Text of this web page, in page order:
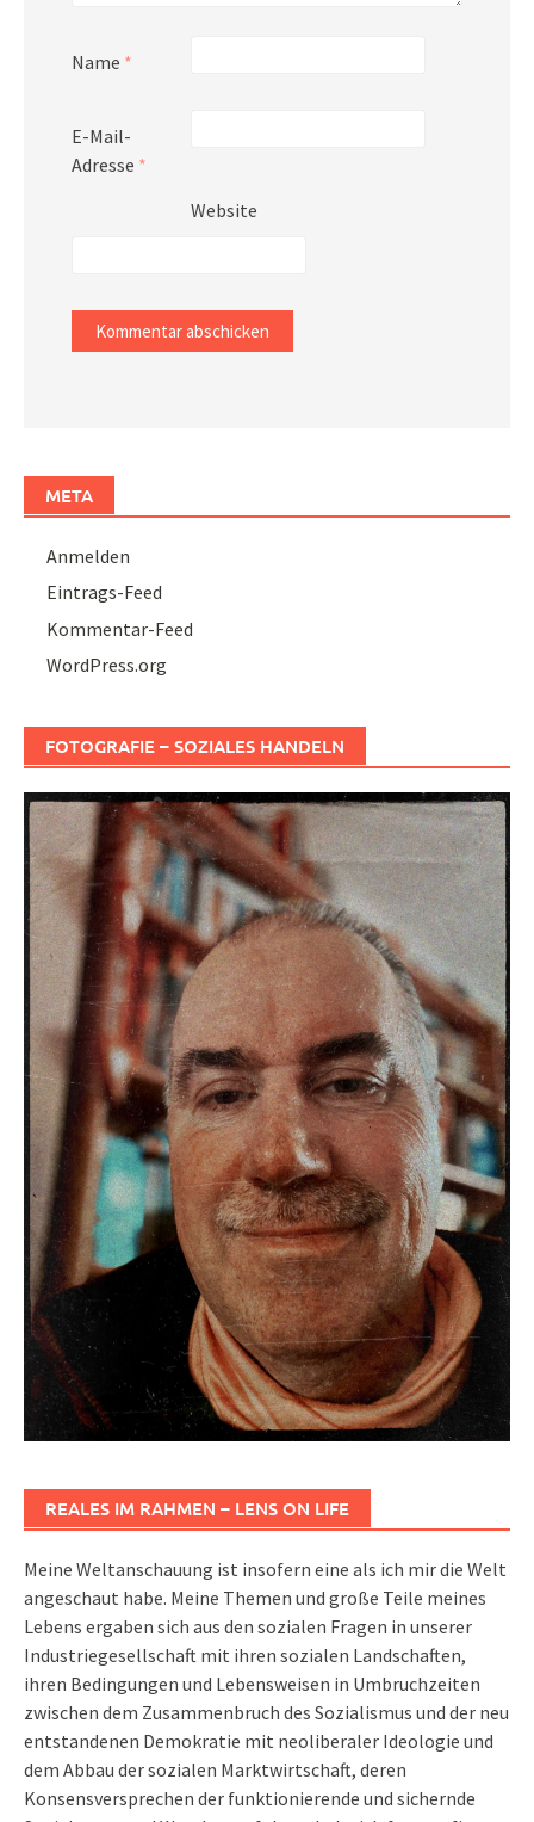
Name *
E-Mail-
Adresse *
Website
META
Anmelden
Eintrags-Feed
Kommentar-Feed
WordPress.org
FOTOGRAFIE – SOZIALES HANDELN
REALES IM RAHMEN – LENS ON LIFE
Meine Weltanschauung ist insofern eine als ich mir die Welt
angeschaut habe. Meine Themen und große Teile meines
Lebens ergaben sich aus den sozialen Fragen in unserer
Industriegesellschaft mit ihren sozialen Landschaften,
ihren Bedingungen und Lebensweisen in Umbruchzeiten
zwischen dem Zusammenbruch des Sozialismus und der neu
entstandenen Demokratie mit neoliberaler Ideologie und
dem Abbau der sozialen Marktwirtschaft, deren
Konsensversprechen der funktionierende und sichernde